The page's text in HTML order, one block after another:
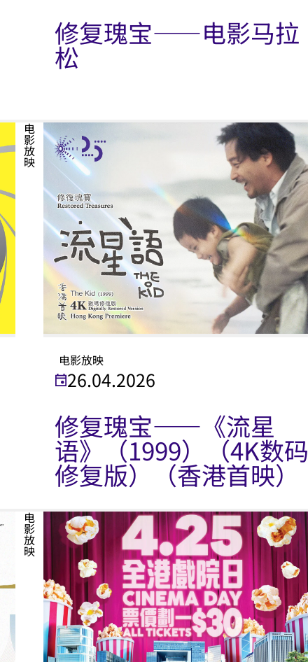
修复瑰宝——电影马拉
松
电影放映
电影放映
26.04.2026
修复瑰宝——《流星
语》（1999）（4K数码
修复版）（香港首映）
电影放映